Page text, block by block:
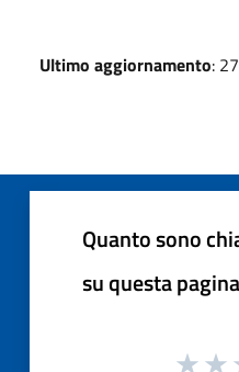
Ultimo aggiornamento:
Quanto sono
su questa